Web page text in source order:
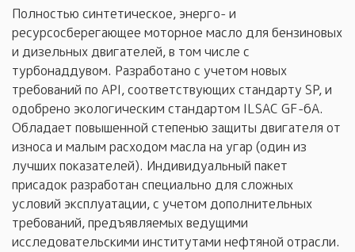
Полностью синтетическое, энерго- и
ресурсосберегающее моторное масло для бензиновых
и дизельных двигателей, в том числе с
турбонаддувом. Разработано с учетом новых
требований по API, соответствующих стандарту SP, и
одобрено экологическим стандартом ILSAC GF-6A.
Обладает повышенной степенью защиты двигателя от
износа и малым расходом масла на угар (один из
лучших показателей). Индивидуальный пакет
присадок разработан специально для сложных
условий эксплуатации, с учетом дополнительных
требований, предъявляемых ведущими
исследовательскими институтами нефтяной отрасли.